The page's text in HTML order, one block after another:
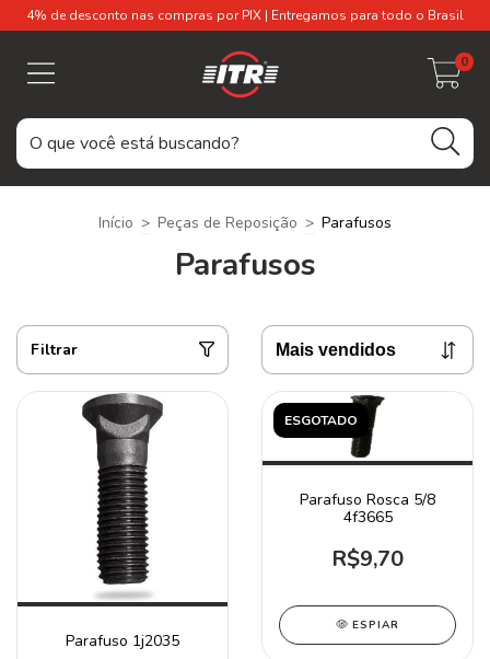
4% de desconto nas compras por PIX | Entregamos para todo o Brasil
0
Início > Peças de Reposição > Parafusos
Parafusos
Filtrar
Parafuso 1j2035
ESGOTADO
Parafuso Rosca 5/8
4f3665
R$9,70
ESPIAR